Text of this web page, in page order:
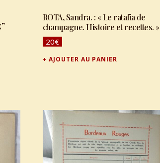
ROTA, Sandra. : « Le ratafia de
champagne. Histoire et recettes. »
20€
AJOUTER AU PANIER